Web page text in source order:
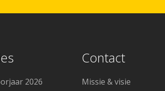
2026
Contact
Missie & visie